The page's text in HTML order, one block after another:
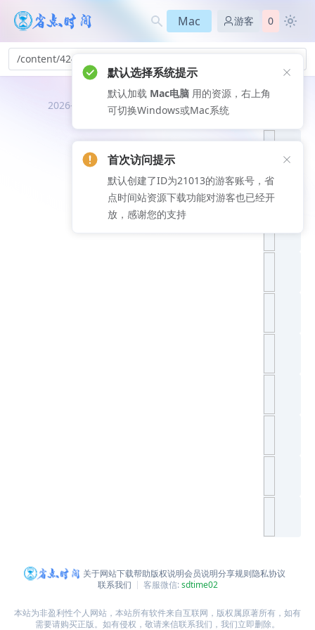
Mac 游客 0
/content/424
2026-08-06
推荐文
关于网站下载帮助版权说明会员说明分享规则隐私协议
联系我们
客服微信:sdtime02
本站为非盈利性个人网站，本站所有软件来自互联网，版权属原著所有，如有
需要请购买正版。如有侵权，敬请来信联系我们，我们立即删除。
默认选择系统提示
默认加载 Mac电脑 用的资源，右上角
可切换Windows或Mac系统
首次访问提示
默认创建了ID为21013的游客账号，省
点时间站资源下载功能对游客也已经开
放，感谢您的支持